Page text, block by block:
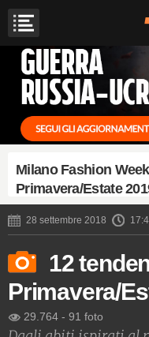
Milano Fashion
Primavera/Estate
28 settembre 2018
12
Primavera/
29.764 - 91 foto